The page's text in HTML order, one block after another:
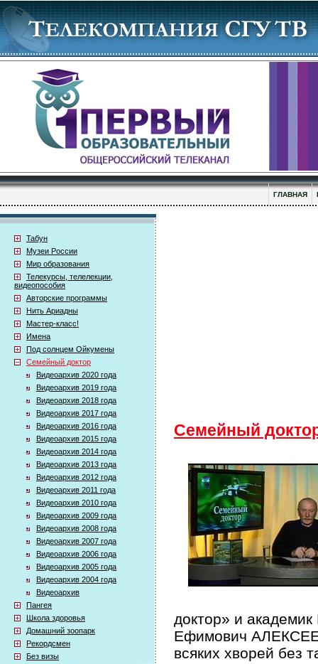
ГЛАВНАЯ
Табун
Музеи России
Мир образования
Телекурсы, телелекции,
видеопособия
Авторские программы
Нить Ариадны
Мастер-класс!
Имена
Под солнцем Ойкумены
Семейный доктор
Видеоархив 2020 года
Видеоархив 2019 года
Видеоархив 2018 года
Видеоархив 2017 года
Видеоархив 2016 года
Видеоархив 2015 года
Видеоархив 2014 года
Видеоархив 2013 года
Видеоархив 2012 года
Видеоархив 2011 года
Видеоархив 2010 года
Видеоархив 2009 года
Видеоархив 2008 года
Видеоархив 2007 года
Видеоархив 2006 года
Видеоархив 2005 года
Видеоархив 2004 года
Видеоархив
Пангея
Школа здоровья
Домашний зоопарк
Рекордсмен
Без визы
Семейный
доктор» и
Ефимович
всяких хворей без